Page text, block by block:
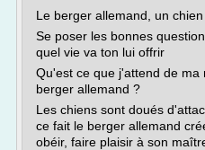
Le berger allemand, un
Se poser les bonnes
quel vie va ton lui offrir
Qu'est ce que j'attend de ma
berger allemand ?
Les chiens sont doués
ce fait le berger allemand
obéir, faire plaisir à son